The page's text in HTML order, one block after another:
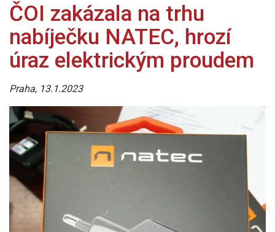
ČOI zakázala na trhu
nabíječku NATEC, hrozí
úraz elektrickým proudem
Praha, 13.1.2023